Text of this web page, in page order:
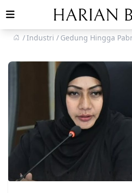
Open main menu
Industri
Gedung Hingga